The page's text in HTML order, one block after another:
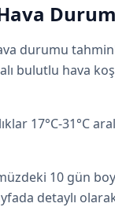
durumu
bulutlu hava
17°C-31°C
10 gün
detaylı